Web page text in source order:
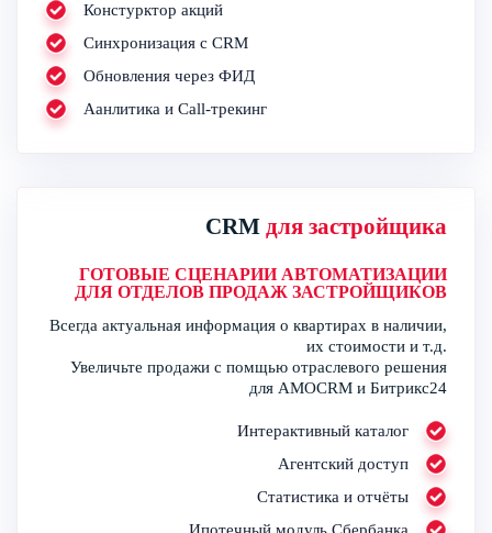
Констурктор акций
Синхронизация с CRM
Обновления через ФИД
Аанлитика и Call-трекинг
CRM для застройщика
ГОТОВЫЕ СЦЕНАРИИ АВТОМАТИЗАЦИИ
ДЛЯ ОТДЕЛОВ ПРОДАЖ ЗАСТРОЙЩИКОВ
Всегда актуальная информация о квартирах в наличии,
их стоимости и т.д.
Увеличьте продажи с помщью отраслевого решения
для AMOCRM и Битрикс24
Интерактивный каталог
Агентский доступ
Статистика и отчёты